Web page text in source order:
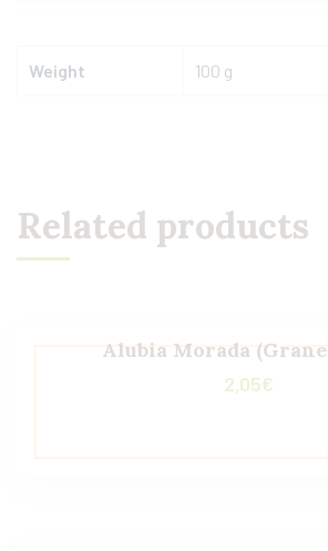
Weight 100 g
Related products
Alubia Morada
2,05€